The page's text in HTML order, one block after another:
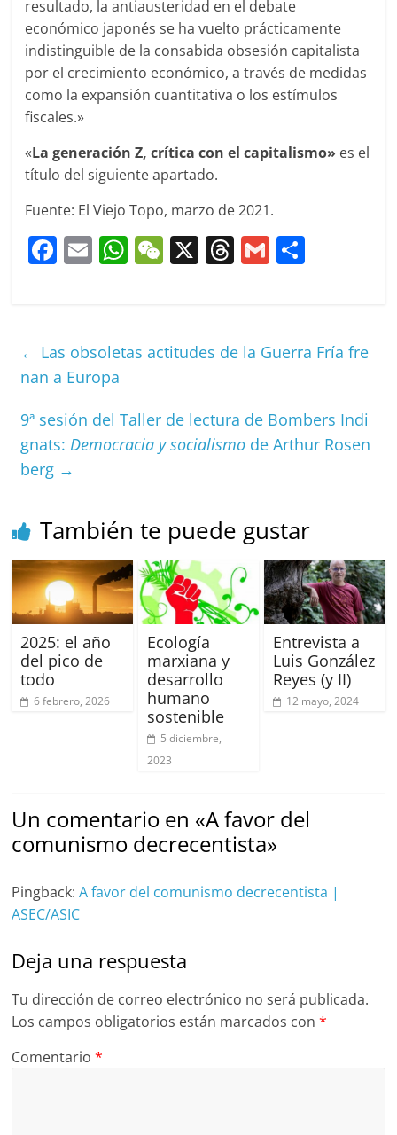
resultado, la antiausteridad en el debate
económico japonés se ha vuelto prácticamente
indistinguible de la consabida obsesión capitalista
por el crecimiento económico, a través de medidas
como la expansión cuantitativa o los estímulos
fiscales.»
«La generación Z, crítica con el capitalismo» es el
título del siguiente apartado.
Fuente: El Viejo Topo, marzo de 2021.
F
b
o
o
k
E W
A
p
W
at
X T
d
G
ar
← Las obsoletas actitudes de la Guerra Fría fre
nan a Europa
9ª sesión del Taller de lectura de Bombers Indi
gnats:Democracia y socialismo de Arthur Rosen
berg →
También te puede gustar
2025: el año
del pico de
todo
6 febrero, 2026
Ecología
marxiana y
desarrollo
humano
sostenible
5 diciembre,
2023
Entrevista a
Luis González
Reyes (y II)
12 mayo, 2024
Un comentario en «A favor del
comunismo decrecentista»
Pingback:A favor del comunismo decrecentista |
ASEC/ASIC
Deja una respuesta
Tu dirección de correo electrónico no será publicada.
Los campos obligatorios están marcados con*
Comentario*